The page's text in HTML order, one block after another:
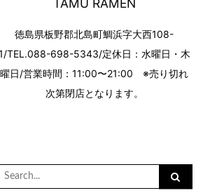
TAMU RAMEN
徳島県板野郡北島町鯛浜字大西108-
TEL.088-698-5343/定休日：水曜日・木
曜日/営業時間：11:00〜21:00 ※売り切れ
次第閉店となります。